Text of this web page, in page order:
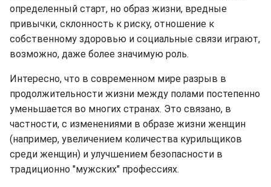
определенный старт, но образ жизни, вредные
привычки, склонность к риску, отношение к
собственному здоровью и социальные связи играют,
возможно, даже более значимую роль.
Интересно, что в современном мире разрыв в
продолжительности жизни между полами постепенно
уменьшается во многих странах. Это связано, в
частности, с изменениями в образе жизни женщин
(например, увеличением количества курильщиков
среди женщин) и улучшением безопасности в
традиционно "мужских" профессиях.